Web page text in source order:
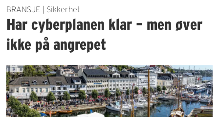
BRANSJE | Sikkerhet
Har cyberplanen klar – men øver
ikke på angrepet